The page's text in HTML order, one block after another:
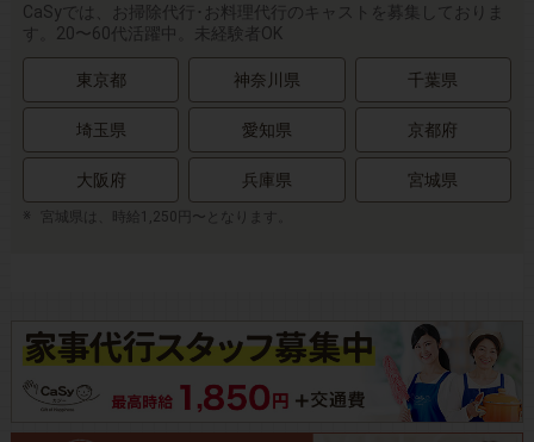
CaSyでは、お掃除代行･お料理代行のキャストを募集しておりま
す。20〜60代活躍中。未経験者OK
東京都 神奈川県 千葉県
埼玉県 愛知県 京都府
大阪府 兵庫県 宮城県
宮城県は、時給1,250円〜となります。